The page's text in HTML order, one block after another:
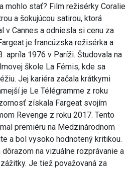
mohlo stať? Film režisérky Coralie
a šokujúcou satirou, ktorá
v Cannes a odniesla si cenu za
je francúzska režisérka a
apríla 1976 v Paríži. Študovala na
škole La Fémis, kde sa
Jej kariéra začala krátkymi
je Le Télégramme z roku
získala Fargeat svojím
Revenge z roku 2017. Tento
premiéru na Medzinárodnom
a bol vysoko hodnotený kritikou.
dôrazom na vizuálne rozprávanie a
Je tiež považovaná za